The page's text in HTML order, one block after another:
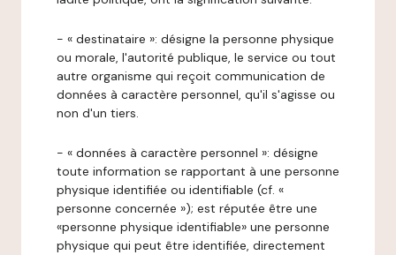
- « destinataire »: désigne la personne physique
ou morale, l'autorité publique, le service ou tout
autre organisme qui reçoit communication de
données à caractère personnel, qu'il s'agisse ou
non d'un tiers.
- « données à caractère personnel »: désigne
toute information se rapportant à une personne
physique identifiée ou identifiable (cf. «
personne concernée »); est réputée être une
«personne physique identifiable» une personne
physique qui peut être identifiée, directement